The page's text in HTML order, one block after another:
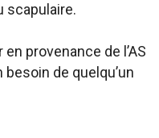
scapulaire.
provenance de l’AS
de quelqu’un